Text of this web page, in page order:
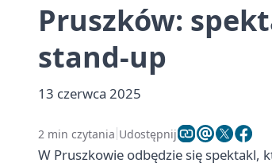
Pruszków:
stand-up
13 czerwca 2025
2 min czytania Udostępnij
W Pruszkowie odbędzie się spektakl,